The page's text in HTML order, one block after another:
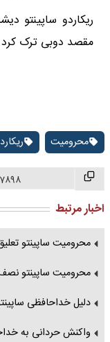
ریکاردو ساپینتو
مقصد دوبی ترک کرد
محرومیت
اخبار مرتبط
محرومیت ساپینتو
محرومیت ساپینتو
دلیل خداحافظی
واکنش حردانی به